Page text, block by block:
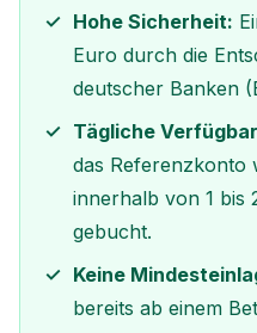
Hohe Sicherheit:
Euro durch die
deutscher Banken
Tägliche
das Referenzkonto
innerhalb von 1 bis
gebucht.
Keine
bereits ab einem